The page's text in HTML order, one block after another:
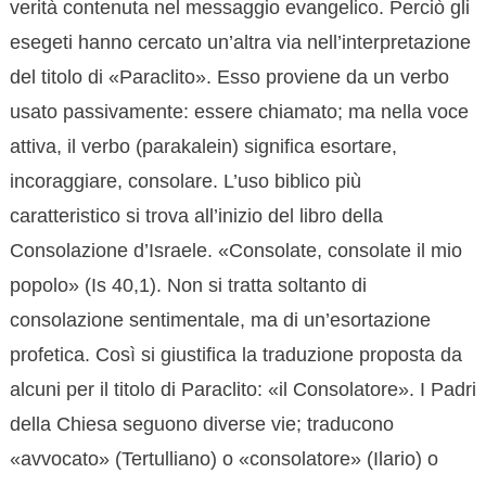
verità contenuta nel messaggio evangelico. Perciò gli
esegeti hanno cercato un’altra via nell’interpretazione
del titolo di «Paraclito». Esso proviene da un verbo
usato passivamente: essere chiamato; ma nella voce
attiva, il verbo (parakalein) significa esortare,
incoraggiare, consolare. L’uso biblico più
caratteristico si trova all’inizio del libro della
Consolazione d’Israele. «Consolate, consolate il mio
popolo» (Is 40,1). Non si tratta soltanto di
consolazione sentimentale, ma di un’esortazione
profetica. Così si giustifica la traduzione proposta da
alcuni per il titolo di Paraclito: «il Consolatore». I Padri
della Chiesa seguono diverse vie; traducono
«avvocato» (Tertulliano) o «consolatore» (Ilario) o